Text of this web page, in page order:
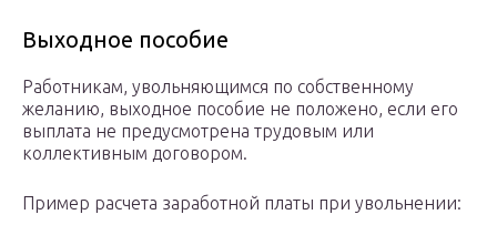
Выходное пособие
Работникам, увольняющимся по собственному
желанию, выходное пособие не положено, если его
выплата не предусмотрена трудовым или
коллективным договором.
Пример расчета заработной платы при увольнении: